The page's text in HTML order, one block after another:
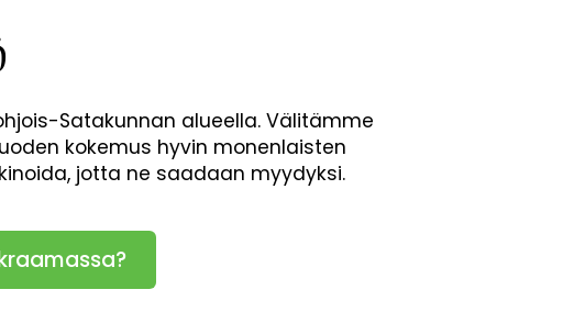
Satakunnan alueella. Välitämme
kokemus hyvin monenlaisten
jotta ne saadaan myydyksi.